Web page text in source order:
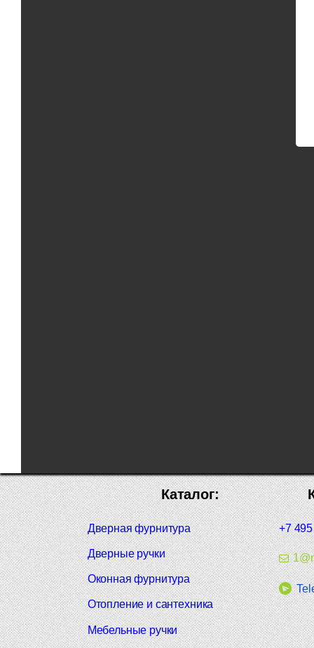
+7
Каталог:
Дверная фурнитура
Дверные ручки
Оконная фурнитура
Отопление и сантехника
Мебельные ручки